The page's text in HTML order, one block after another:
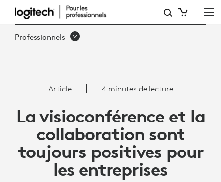
POURQUOI
LA
COLLABORATION
SONT
TOUJOURS
BONNES
Professionnels
Article 4 minutes de lecture
La visioconférence et la
collaboration sont
toujours positives pour
les entreprises